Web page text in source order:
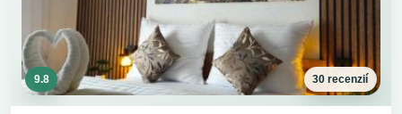
9.8 30 recenzií